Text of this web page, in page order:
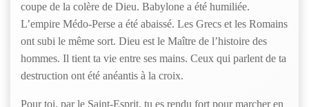
coupe de la colère de Dieu. Babylone a été humiliée.
L’empire Médo-Perse a été abaissé. Les Grecs et les Romains
ont subi le même sort. Dieu est le Maître de l’histoire des
hommes. Il tient ta vie entre ses mains. Ceux qui parlent de ta
destruction ont été anéantis à la croix.
Pour toi, par le Saint-Esprit, tu es rendu fort pour marcher en